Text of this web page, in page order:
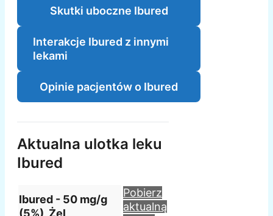
Skutki uboczne Ibured
Interakcje Ibured z innymi
lekami
Opinie pacjentów o Ibured
Aktualna ulotka leku
Ibured
Ibured - 50 mg/g
Pobierz
aktualną